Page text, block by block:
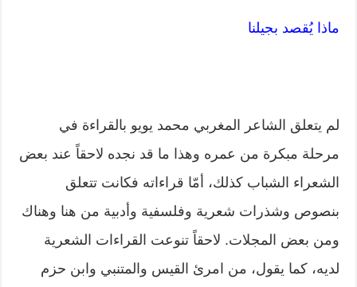
ماذا يُقصد بجيلنا
لم يتعلق الشاعر المغربي محمد يويو بالقراءة في
مرحلة مبكرة من عمره وهذا ما قد نجده لاحقاً عند بعض
الشعراء الشباب كذلك، أمّا قراءاته فكانت تتعلق
بنصوص وشذرات شعرية وفلسفية وأدبية من هنا وهناك
ومن بعض المجلات. لاحقاً تنوعت القراءات الشعرية
لديه، كما يقول، من امرئ القيس والمتنبي وابن حزم